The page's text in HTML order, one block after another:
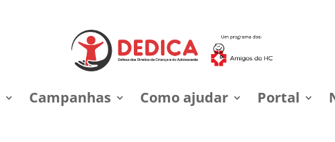
Campanhas Como ajudar Portal